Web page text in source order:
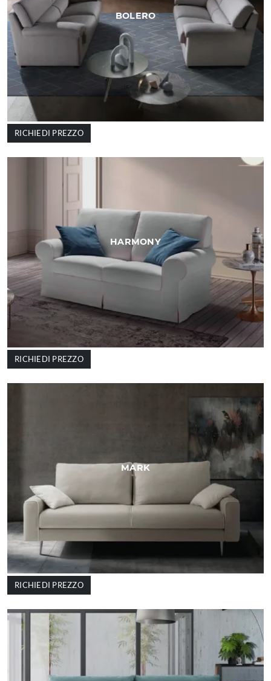
BOLERO
RICHIEDI PREZZO
HARMONY
RICHIEDI PREZZO
MARK
RICHIEDI PREZZO